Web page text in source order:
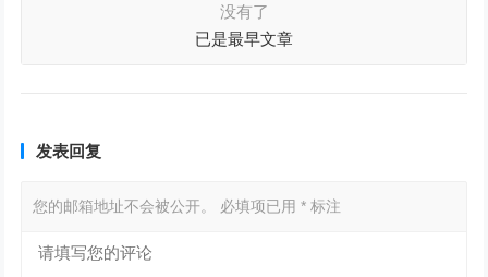
没有了
已是最早文章
发表回复
您的邮箱地址不会被公开。 必填项已用* 标注